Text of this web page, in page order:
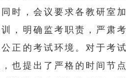
时，会议要求各教研室加
，明确监考职责，严肃考
正的考试环境。对于考试
也提出了严格的时间节点